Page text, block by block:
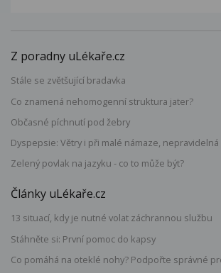
Z poradny uLékaře.cz
Stále se zvětšující bradavka
Co znamená nehomogenní struktura jater?
Občasné píchnutí pod žebry
Dyspepsie: Větry i při malé námaze,
Zelený povlak na jazyku - co to může být?
Články uLékaře.cz
13 situací, kdy je nutné volat záchrannou službu
Stáhněte si: První pomoc do kapsy
Co pomáhá na oteklé nohy? Podpořte správné